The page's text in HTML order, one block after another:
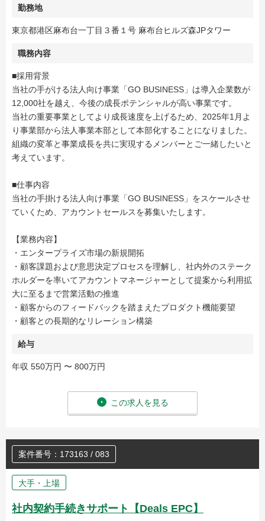
勤務地
東京都港区麻布台一丁目３番１号 麻布台ヒルズ森JPタワー
職務内容
■採用背景
当社の手がける法人向け事業「GO BUSINESS」は導入企業数が
12,000社を越え、今後の成長ポテンシャルが高い事業です。
当社の重要事業としてより成長速度を上げるため、2025年1月よ
り事業部から法人事業本部として本部化することになりました。
組織の変革と事業成長を共に実現するメンバーとご一緒したいと
考えています。
■仕事内容
当社の手掛ける法人向け事業「GO BUSINESS」をスケールさせ
ていくため、アカウントセールスを募集いたします。
【業務内容】
・エンタープライズ市場の新規開拓
・顧客課題および意思決定プロセスを理解し、社内外のステーク
ホルダーを率いてアカウントマネージャーとして提案から利用拡
大に至るまで営業活動の推進
・顧客からのフィードバックを踏まえたプロダクト機能要望
・顧客との長期的なリレーション構築
給与
年収 550万円 〜 800万円
この求人を見る
案件番号：173163 / 083
大手・上場
社内契約手続きサポート【Deals EPC】